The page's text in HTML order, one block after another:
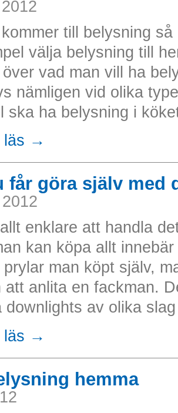
till belysning
välja belysning till
vad man vill ha
nämligen vid olika
ska ha belysning i
läs →
får göra själv med
enklare att handla
kan köpa allt
man köpt själv,
att anlita en fackman.
downlights av olika
läs →
hemma